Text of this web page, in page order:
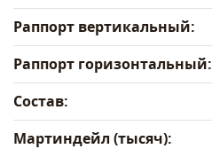
Раппорт вертикальный:
Раппорт горизонтальный:
Состав:
Мартиндейл (тысяч):